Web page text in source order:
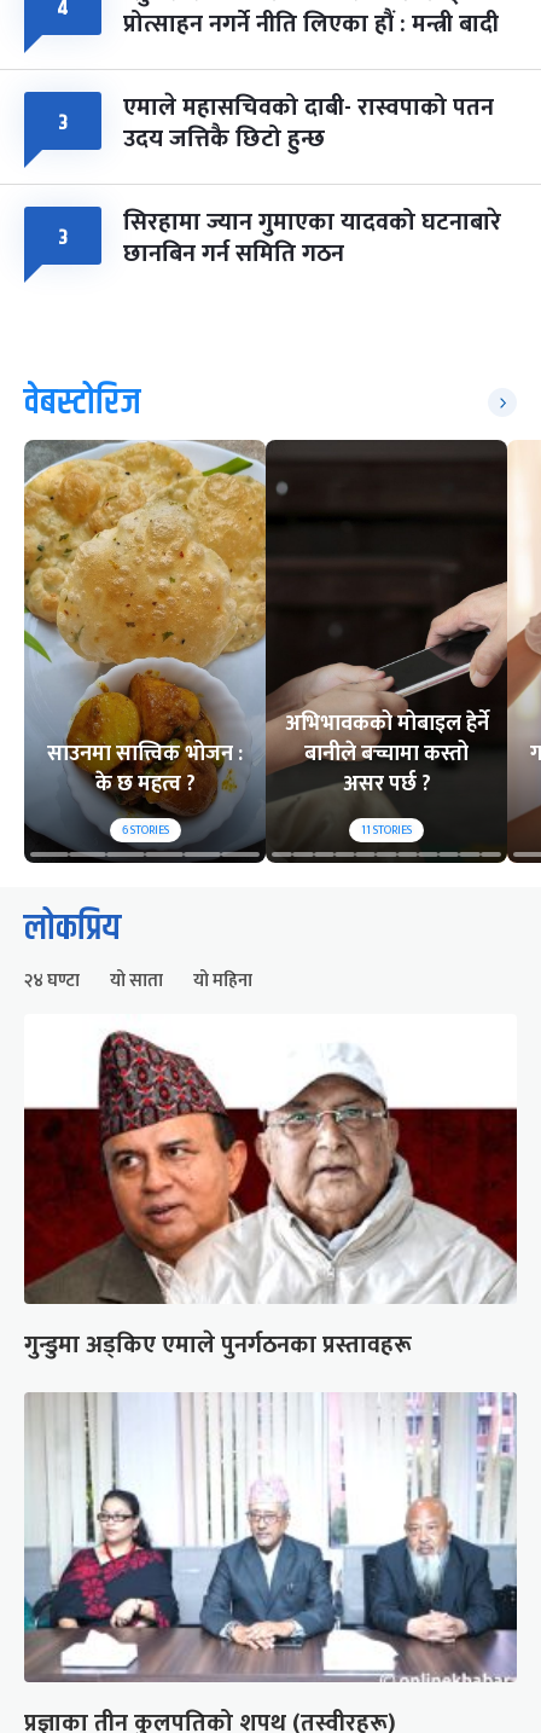
४ प्रोत्साहन नगर्ने नीति लिएका हौं : मन्त्री बादी
३ एमाले महासचिवको दाबी- रास्वपाको पतन
उदय जत्तिकै छिटो हुन्छ
३ सिरहामा ज्यान गुमाएका यादवको घटनाबारे
छानबिन गर्न समिति गठन
वेबस्टोरिज
साउनमा सात्त्विक भोजन :
के छ महत्व ?
6STORIES
अभिभावकको मोबाइल हेर्ने
बानीले बच्चामा कस्तो
असर पर्छ ?
11STORIES
लोकप्रिय
२४ घण्टा यो साता यो महिना
गुन्डुमा अड्किए एमाले पुनर्गठनका प्रस्तावहरू
प्रज्ञाका तीन कुलपतिको शपथ (तस्वीरहरू)